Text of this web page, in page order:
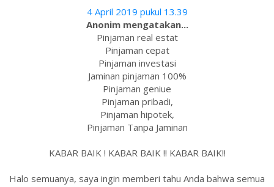
4 April 2019 pukul 13.39
Anonim mengatakan...
Pinjaman real estat
Pinjaman cepat
Pinjaman investasi
Jaminan pinjaman 100%
Pinjaman geniue
Pinjaman pribadi,
Pinjaman hipotek,
Pinjaman Tanpa Jaminan
KABAR BAIK ! KABAR BAIK !! KABAR BAIK!!
Halo semuanya, saya ingin memberi tahu Anda bahwa semua